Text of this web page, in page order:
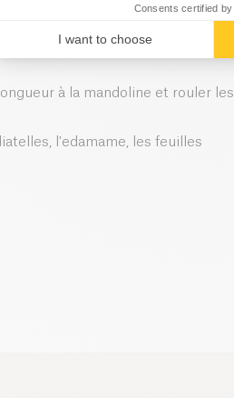
à la mandoline et rouler les
l'edamame, les feuilles
Consents certified by
I want to choose